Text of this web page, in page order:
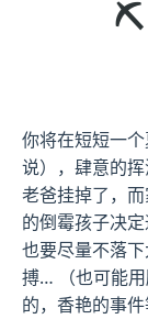
⛏️
你将在短短一
说），肆意的
老爸挂掉了，
的倒霉孩子决
也要尽量不落
搏… （也可能
的，香艳的事